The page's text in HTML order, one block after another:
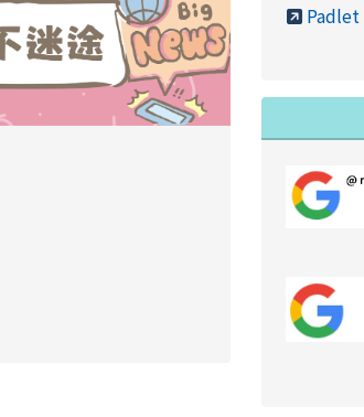
Shorts/xiaohongshu.html
xiaohongshu.html
Shorts/xiaohongshu.html
Padlet